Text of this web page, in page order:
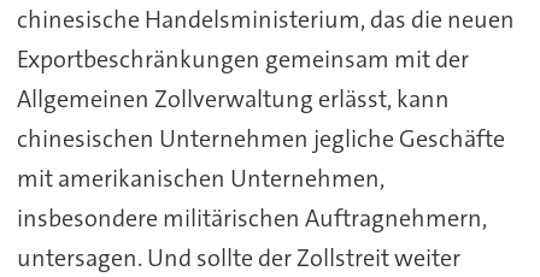
chinesische Handelsministerium, das die neuen
Exportbeschränkungen gemeinsam mit der
Allgemeinen Zollverwaltung erlässt, kann
chinesischen Unternehmen jegliche Geschäfte
mit amerikanischen Unternehmen,
insbesondere militärischen Auftragnehmern,
untersagen. Und sollte der Zollstreit weiter